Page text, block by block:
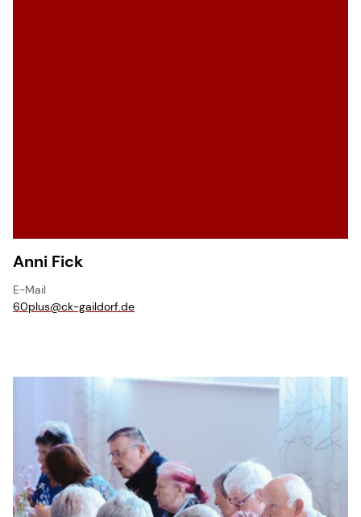
Anni Fick
E-Mail
60plus@​ck-gaildorf.​de